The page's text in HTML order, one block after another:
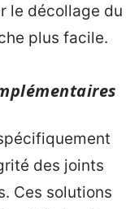
le décollage du
plus facile.
des joints
Ces solutions